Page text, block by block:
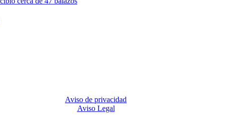
Aviso de privacidad
Aviso Legal